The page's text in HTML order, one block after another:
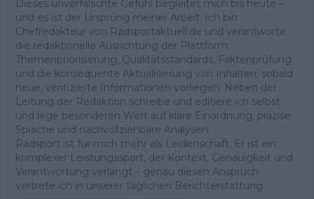
Dieses unverfälschte Gefühl begleitet mich bis heute –
und es ist der Ursprung meiner Arbeit. Ich bin
Chefredakteur von Radsportaktuell.de und verantworte
die redaktionelle Ausrichtung der Plattform:
Themenpriorisierung, Qualitätsstandards, Faktenprüfung
und die konsequente Aktualisierung von Inhalten, sobald
neue, verifizierte Informationen vorliegen. Neben der
Leitung der Redaktion schreibe und editiere ich selbst
und lege besonderen Wert auf klare Einordnung, präzise
Sprache und nachvollziehbare Analysen.
Radsport ist für mich mehr als Leidenschaft. Er ist ein
komplexer Leistungssport, der Kontext, Genauigkeit und
Verantwortung verlangt – genau diesen Anspruch
vertrete ich in unserer täglichen Berichterstattung.